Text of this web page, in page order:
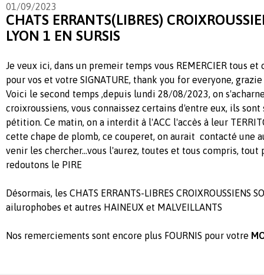
01/09/2023
CHATS ERRANTS(LIBRES)
LYON 1 EN SURSIS
Je veux ici, dans un premeir temps vous REMERCIER tous
pour vos et votre SIGNATURE, thank you for everyone,
Voici le second temps ,depuis lundi 28/08/2023, on
croixroussiens, vous connaissez certains d'entre eux, ils
pétition. Ce matin, on a interdit à l'ACC l'accès à leur
cette chape de plomb, ce couperet, on aurait contacté une
venir les chercher...vous l'aurez, toutes et tous compris, tout
redoutons le PIRE
Désormais, les CHATS ERRANTS-LIBRES CROIXROUSSIENS
ailurophobes et autres HAINEUX et MALVEILLANTS
Nos remerciements sont encore plus FOURNIS pour votre